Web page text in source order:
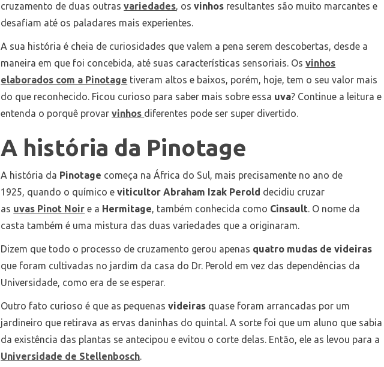
cruzamento de duas outrasvariedades, osvinhos resultantes são muito marcantes e
desafiam até os paladares mais experientes.
A sua história é cheia de curiosidades que valem a pena serem descobertas, desde a
maneira em que foi concebida, até suas características sensoriais. Osvinhos
elaborados com a Pinotage tiveram altos e baixos, porém, hoje, tem o seu valor mais
do que reconhecido. Ficou curioso para saber mais sobre essa uva? Continue a leitura e
entenda o porquê provarvinhos diferentes pode ser super divertido.
A história da Pinotage
A história da Pinotage começa na África do Sul, mais precisamente no ano de
1925, quando o químico eviticultor Abraham Izak Perold decidiu cruzar
as uvas Pinot Noir e a Hermitage, também conhecida como Cinsault. O nome da
casta também é uma mistura das duas variedades que a originaram.
Dizem que todo o processo de cruzamento gerou apenas quatro mudas de videiras
que foram cultivadas no jardim da casa do Dr. Perold em vez das dependências da
Universidade, como era de se esperar.
Outro fato curioso é que as pequenasvideiras quase foram arrancadas por um
jardineiro que retirava as ervas daninhas do quintal. A sorte foi que um aluno que sabia
da existência das plantas se antecipou e evitou o corte delas. Então, ele as levou para a
Universidade de Stellenbosch.